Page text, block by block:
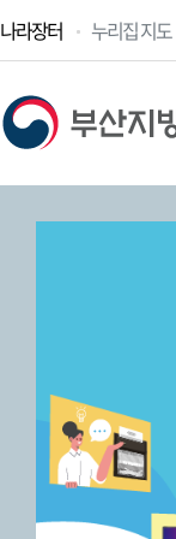
나라장터 누리집 지도